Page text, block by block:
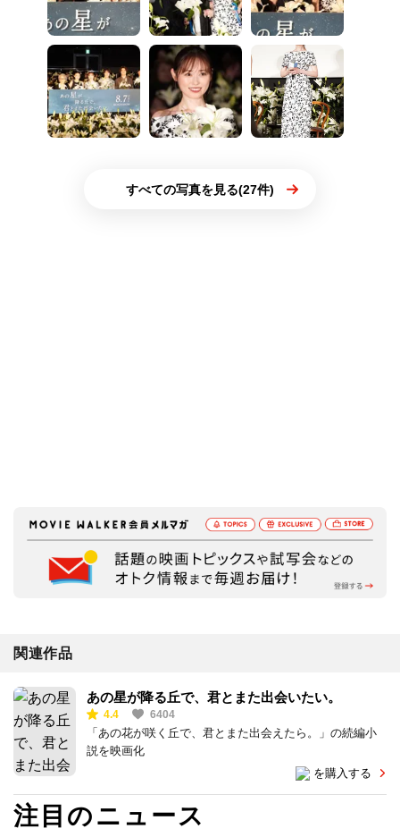
すべての写真を見る(27件)
関連作品
あの星が降る丘で、君とまた出会いたい。
4.4 6404
「あの花が咲く丘で、君とまた出会えたら。」の続編小
説を映画化
を購入する
注目のニュース